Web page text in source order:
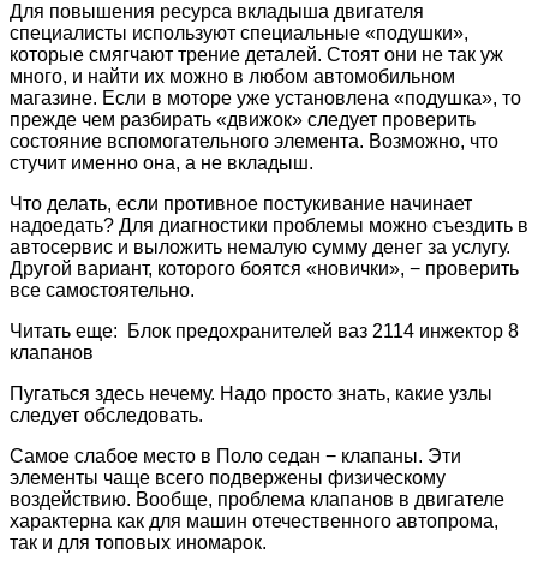
Для повышения ресурса вкладыша двигателя
специалисты используют специальные «подушки»,
которые смягчают трение деталей. Стоят они не так уж
много, и найти их можно в любом автомобильном
магазине. Если в моторе уже установлена «подушка», то
прежде чем разбирать «движок» следует проверить
состояние вспомогательного элемента. Возможно, что
стучит именно она, а не вкладыш.
Что делать, если противное постукивание начинает
надоедать? Для диагностики проблемы можно съездить в
автосервис и выложить немалую сумму денег за услугу.
Другой вариант, которого боятся «новички», − проверить
все самостоятельно.
Читать еще: Блок предохранителей ваз 2114 инжектор 8
клапанов
Пугаться здесь нечему. Надо просто знать, какие узлы
следует обследовать.
Самое слабое место в Поло седан − клапаны. Эти
элементы чаще всего подвержены физическому
воздействию. Вообще, проблема клапанов в двигателе
характерна как для машин отечественного автопрома,
так и для топовых иномарок.